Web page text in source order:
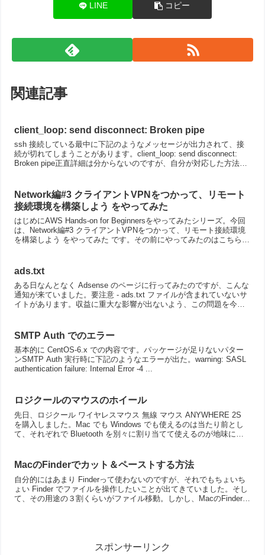
LINE コピー
関連記事
client_loop: send disconnect: Broken pipe
ssh 接続している最中に下記のようなメッセージが出力されて、接
続が切れてしまうことがあります。client_loop: send disconnect:
Broken pipe正直詳細は分からないのですが、自分が対応した方法を
Network編#3 クライアントVPNをつかって、リモート
接続環境を構築しよう をやってみた
はじめにAWS Hands-on for Beginnersをやってみたシリーズ。今回
は、Network編#3 クライアントVPNをつかって、リモート接続環境
を構築しよう をやってみた です。その前にやってみたのはこちら。
ads.txt
ある日なんとなく Adsense のページに行ってみたのですが、こんな
通知が来ていました。要注意 - ads.txt ファイルが含まれていないサ
イトがあります。収益に重大な影響が出ないよう、この問題を今す
SMTP Auth でのエラー
基本的に CentOS-6.x での内容です。パッケージが足りないパター
ンSMTP Auth 実行時に下記のようなエラーが出た。warning: SASL
authentication failure: Internal Error -4 ...
ロジクールのマウスのホイール
先日、ロジクール ワイヤレスマウス 無線 マウス ANYWHERE 2S
を購入しました。Mac でも Windows でも使えるのは当たり前とし
て、それぞれで Bluetooth を別々に割り当てて使えるのが地味に便
MacのFinderでカット＆ペーストする方法
自分的にはあまり Finderって使わないのですが、それでもちょいち
ょい Finder でファイルを操作したいことが出てきていました。そし
て、その用途の３割くらいがファイル移動。しかし、MacのFinderっ
スポンサーリンク